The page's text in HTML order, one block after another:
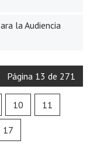
la Audiencia
Página 13 de 271
10 11
17